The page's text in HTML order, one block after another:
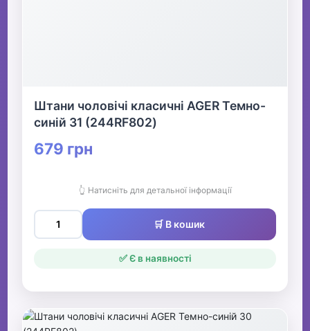
Штани чоловічі класичні AGER Темно-
синій 31 (244RF802)
679 грн
👆 Натисніть для детальної інформації
🛒 В кошик
✅ Є в наявності